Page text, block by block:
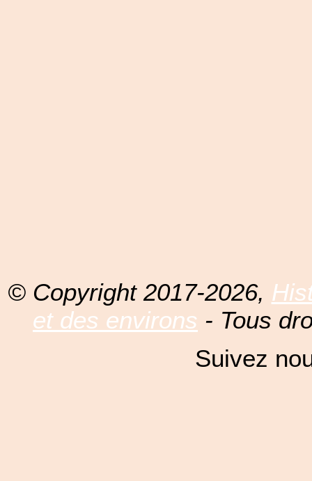
© Copyright 2017-2026,
et des environs - Tous
Suivez